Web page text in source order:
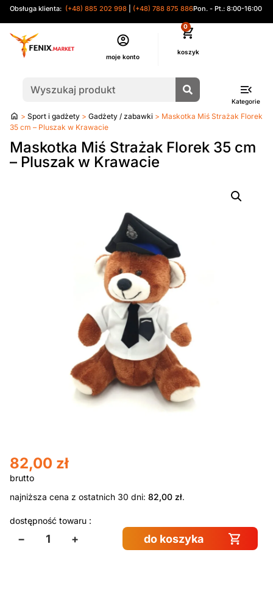
Obsługa klienta: (+48) 885 202 998 (+48) 788 875 886Pon. - Pt.: 8:00-16:00
moje konto
0
Kategorie
Strona
główna
> Sport i gadżety > Gadżety / zabawki > Maskotka Miś Strażak Florek
35 cm – Pluszak w Krawacie
Maskotka Miś Strażak Florek 35 cm
– Pluszak w Krawacie
82,00 zł
najniższa cena z ostatnich 30 dni: 82,00 zł.
dostępność towaru :
− + do koszyka